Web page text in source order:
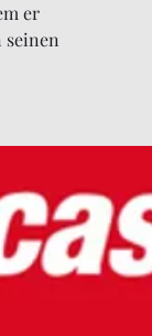
er
seinen